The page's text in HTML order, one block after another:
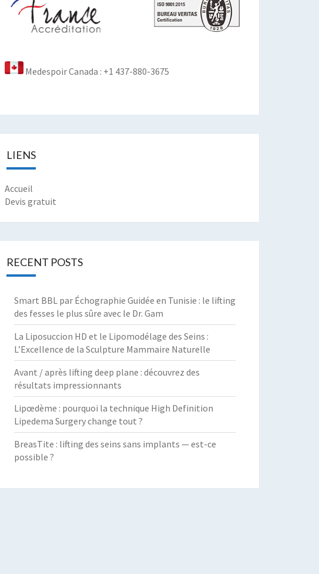
Medespoir Canada : +1 437-880-3675
LIENS
Accueil
Devis gratuit
RECENT POSTS
Smart BBL par Échographie Guidée en Tunisie : le lifting
des fesses le plus sûre avec le Dr. Gam
La Liposuccion HD et le Lipomodélage des Seins :
L’Excellence de la Sculpture Mammaire Naturelle
Avant / après lifting deep plane : découvrez des
résultats impressionnants
Lipœdème : pourquoi la technique High Definition
Lipedema Surgery change tout ?
BreasTite : lifting des seins sans implants — est-ce
possible ?